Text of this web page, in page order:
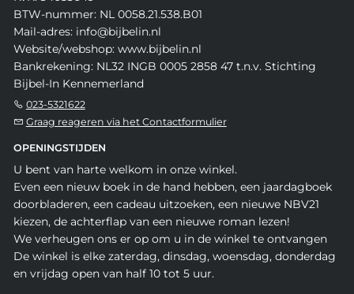
BTW-nummer: NL 0058.21.538.B01
Mail-adres: info@bijbelin.nl
Website/webshop: www.bijbelin.nl
Bankrekening: NL32 INGB 0005 2858 47 t.n.v. Stichting
Bijbel-In Kennemerland
023-5321622
Graag reageren via het Contactformulier
OPENINGSTIJDEN
U bent van harte welkom in onze winkel.
Even een nieuw boek in de hand hebben, een jaardagboek
doorbladeren, een cadeau uitzoeken, een nieuwe NBV21
kiezen, de achterflap van een nieuwe roman lezen!
We verheugen ons er op om u in de winkel te ontvangen
De winkel is elke zaterdag, dinsdag, woensdag, donderdag
en vrijdag open van half 10 tot 5 uur.